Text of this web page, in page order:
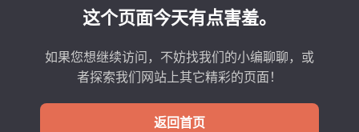
这个页面今天有点害羞。
如果您想继续访问，不妨找我们的小编聊聊，或
者探索我们网站上其它精彩的页面！
返回首页